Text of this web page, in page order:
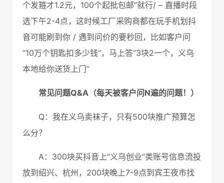
个发箍才1.2元，100个起批包邮”就行/ – 直播时段
选下午2-4点，这时候工厂采购商都在玩手机划抖
音可能刷到你 / 遇到问价的要秒回，比如客户问
“10万个钥匙扣多少钱”，马上答“3块2一个，义乌
本地给你送货上门”
常见问题Q&A（每天被客户问N遍的问题！）
Q：我在义乌卖袜子，只有500块推广预算怎
么分？
A：300块买抖音上“义乌创业”类账号信息流投
放到绍兴、杭州，200块晚上7-9点到宾王夜市找